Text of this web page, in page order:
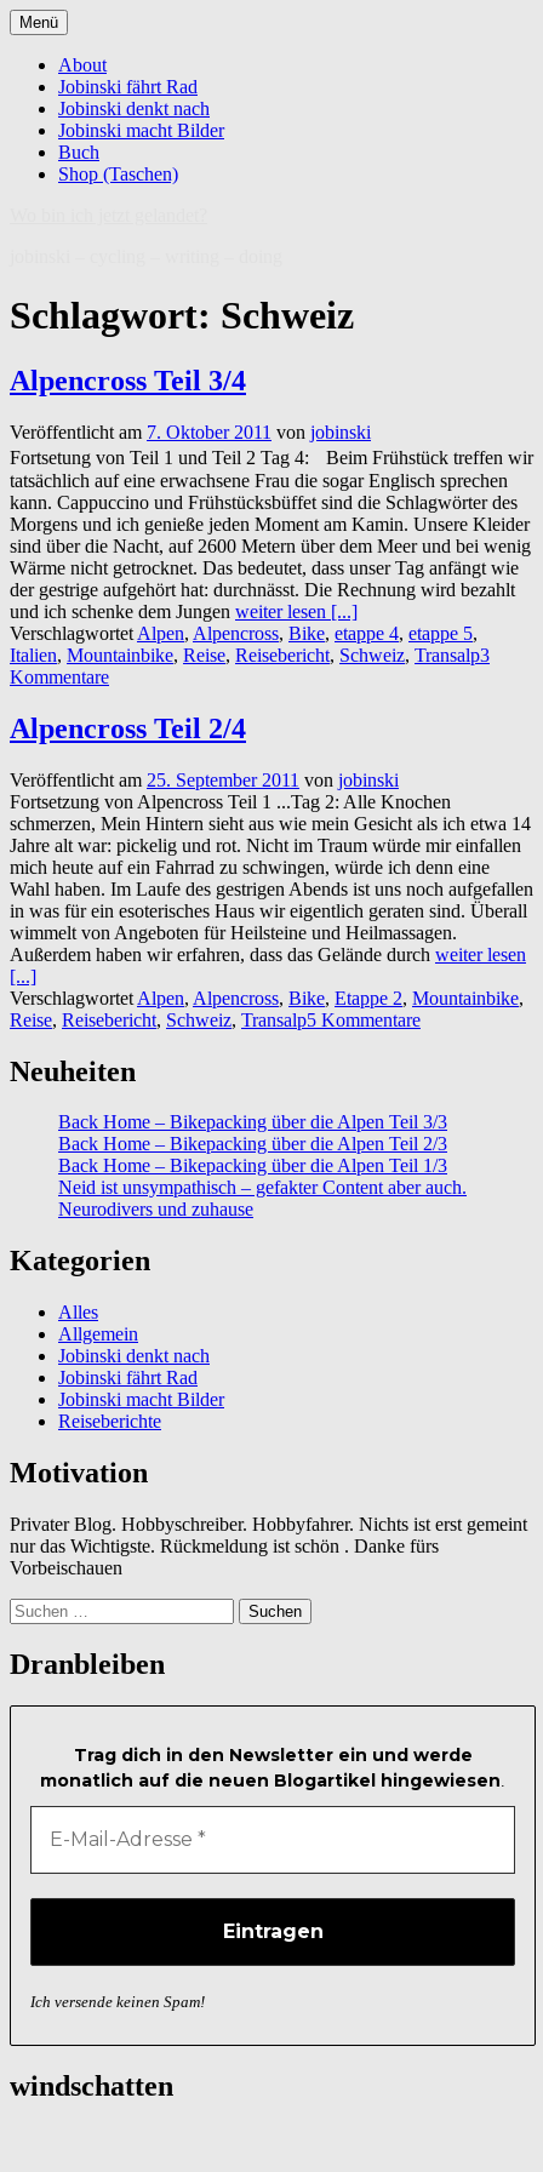
Zum
Inhalt
springen
Menü
About
Jobinski fährt Rad
Jobinski denkt nach
Jobinski macht Bilder
Buch
Shop (Taschen)
Schlagwort: Schweiz
Alpencross Teil 3/4
Veröffentlicht am 7. Oktober 2011 von jobinski
Fortsetung von Teil 1 und Teil 2 Tag 4: Beim Frühstück treffen wir
tatsächlich auf eine erwachsene Frau die sogar Englisch sprechen
kann. Cappuccino und Frühstücksbüffet sind die Schlagwörter des
Morgens und ich genieße jeden Moment am Kamin. Unsere Kleider
sind über die Nacht, auf 2600 Metern über dem Meer und bei wenig
Wärme nicht getrocknet. Das bedeutet, dass unser Tag anfängt wie
der gestrige aufgehört hat: durchnässt. Die Rechnung wird bezahlt
und ich schenke dem Jungen weiter lesen [...]
Verschlagwortet Alpen, Alpencross, Bike, etappe 4, etappe 5,
Italien, Mountainbike, Reise, Reisebericht, Schweiz, Transalp3
Kommentare
Alpencross Teil 2/4
Veröffentlicht am 25. September 2011 von jobinski
Fortsetzung von Alpencross Teil 1 ...Tag 2: Alle Knochen
schmerzen, Mein Hintern sieht aus wie mein Gesicht als ich etwa 14
Jahre alt war: pickelig und rot. Nicht im Traum würde mir einfallen
mich heute auf ein Fahrrad zu schwingen, würde ich denn eine
Wahl haben. Im Laufe des gestrigen Abends ist uns noch aufgefallen
in was für ein esoterisches Haus wir eigentlich geraten sind. Überall
wimmelt von Angeboten für Heilsteine und Heilmassagen.
Außerdem haben wir erfahren, dass das Gelände durch weiter lesen
[...]
Verschlagwortet Alpen, Alpencross, Bike, Etappe 2, Mountainbike,
Reise, Reisebericht, Schweiz, Transalp5 Kommentare
Neuheiten
Back Home – Bikepacking über die Alpen Teil 3/3
Back Home – Bikepacking über die Alpen Teil 2/3
Back Home – Bikepacking über die Alpen Teil 1/3
Neid ist unsympathisch – gefakter Content aber auch.
Neurodivers und zuhause
Kategorien
Alles
Allgemein
Jobinski denkt nach
Jobinski fährt Rad
Jobinski macht Bilder
Reiseberichte
Motivation
Privater Blog. Hobbyschreiber. Hobbyfahrer. Nichts ist erst gemeint
nur das Wichtigste. Rückmeldung ist schön . Danke fürs
Vorbeischauen
Suchen
nach:
Dranbleiben
Trag dich in den Newsletter ein und werde
monatlich auf die neuen Blogartikel hingewiesen
Ich versende keinen Spam!
windschatten